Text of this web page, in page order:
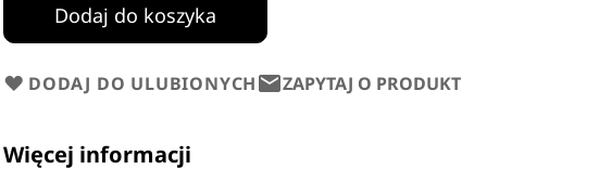
Dodaj do koszyka
DODAJ DO ULUBIONYCH ZAPYTAJ O PRODUKT
Więcej informacji